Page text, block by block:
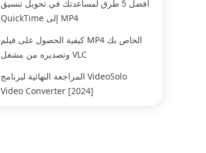
أفضل 5 طرق لمساعدتك في تحويل تنسيق
QuickTime إلى MP4
كيفية الحصول على فيلم MP4 الخاص بك
وتصديره من مشغل VLC
المراجعة النهائية لبرنامج VideoSolo
Video Converter [2024]